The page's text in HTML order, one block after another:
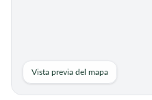
Vista previa del mapa